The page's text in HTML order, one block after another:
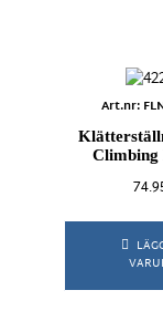
Art.nr:
Climbing